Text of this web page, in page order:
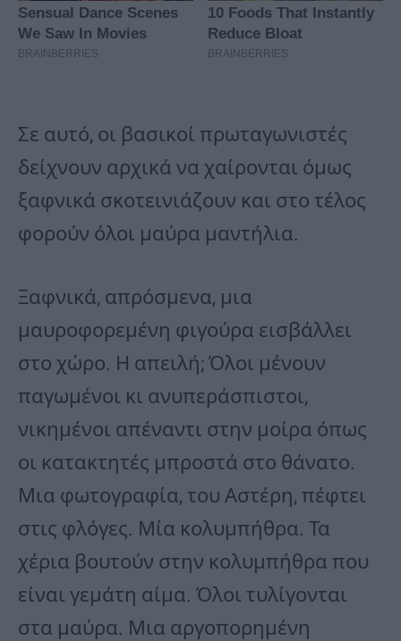
Σε αυτό, οι βασικοί πρωταγωνιστές
δείχνουν αρχικά να χαίρονται όμως
ξαφνικά σκοτεινιάζουν και στο τέλος
φορούν όλοι μαύρα μαντήλια.
Ξαφνικά, απρόσμενα, μια
μαυροφορεμένη φιγούρα εισβάλλει
στο χώρο. Η απειλή; Όλοι μένουν
παγωμένοι κι ανυπεράσπιστοι,
νικημένοι απέναντι στην μοίρα όπως
οι κατακτητές μπροστά στο θάνατο.
Μια φωτογραφία, του Αστέρη, πέφτει
στις φλόγες. Μία κολυμπήθρα. Τα
χέρια βουτούν στην κολυμπήθρα που
είναι γεμάτη αίμα. Όλοι τυλίγονται
στα μαύρα. Μια αργοπορημένη